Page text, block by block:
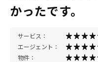
かったです。
サービス：
エージェント：
物件：